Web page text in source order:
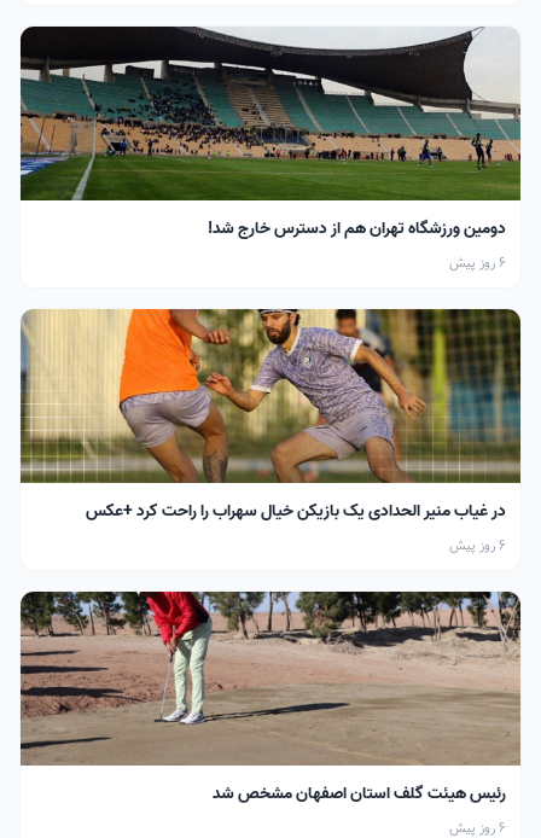
دومین ورزشگاه تهران هم از دسترس خارج شد!
6 روز پیش
در غیاب منیر الحدادی یک بازیکن خیال سهراب را راحت کرد +عکس
6 روز پیش
رئیس هیئت گلف استان اصفهان مشخص شد
6 روز پیش